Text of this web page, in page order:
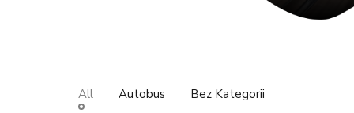
All Autobus
Bez Kategorii